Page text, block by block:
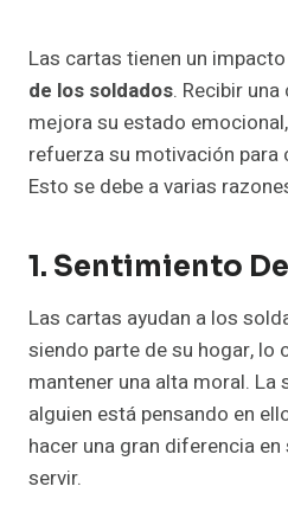
Las cartas tienen un
de los soldados. Recibir
mejora su estado
refuerza su motivación para
Esto se debe a varias
1. Sentimiento
Las cartas ayudan a los
siendo parte de su hogar, lo
mantener una alta moral. La
alguien está pensando en
hacer una gran diferencia
servir.